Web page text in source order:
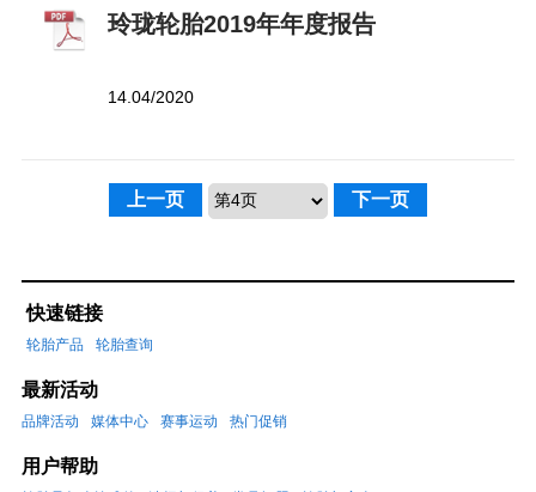
玲珑轮胎2019年年度报告
14.04/2020
上一页 下一页
快速链接
轮胎产品 轮胎查询
最新活动
品牌活动 媒体中心 赛事运动 热门促销
用户帮助